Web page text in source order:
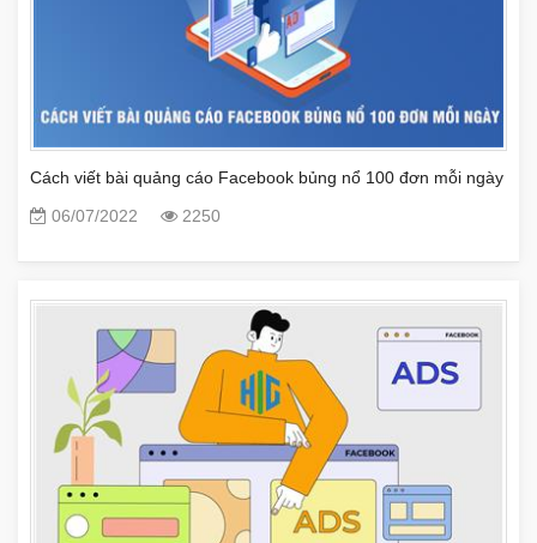
Cách viết bài quảng cáo Facebook bủng nổ 100 đơn mỗi ngày
06/07/2022
2250